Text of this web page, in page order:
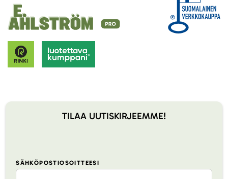
TILAA UUTISKIRJEEMME!
SÄHKÖPOSTIOSOITTEESI